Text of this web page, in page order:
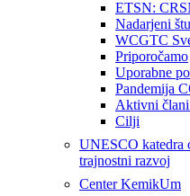
ETSN:
Nadarjeni
WCGTC
Priporočamo
Uporabne
Pandemija
Aktivni
Cilji
UNESCO katedra
trajnostni razvoj
Center KemikUm